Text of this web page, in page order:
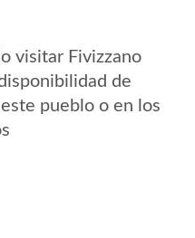
visitar Fivizzano
de
pueblo o en los